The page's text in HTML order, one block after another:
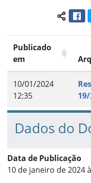
Publicado
em
10/01/2024
12:35
Dados do
Data de Publicação
10 de janeiro de 2024